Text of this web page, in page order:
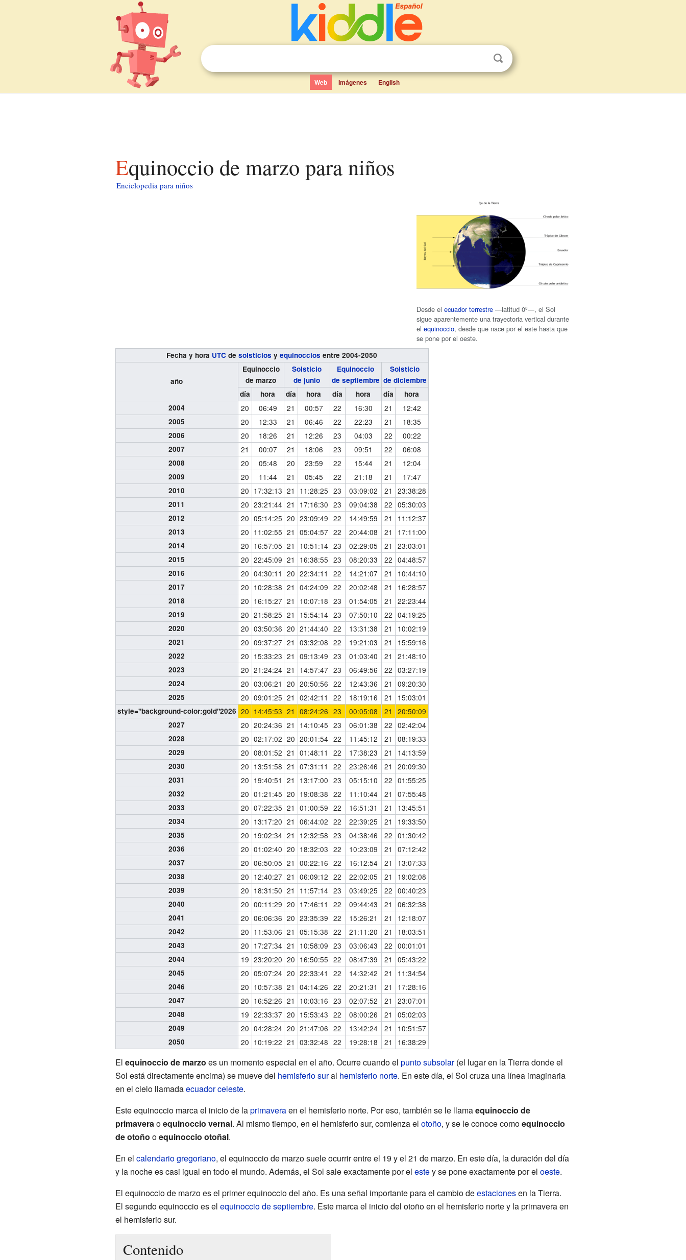
Web Imágenes English
Equinoccio de marzo para niños
Enciclopedia para niños
Desde elecuador terrestre —latitud 0º—, el Sol
sigue aparentemente una trayectoria vertical durante
elequinoccio, desde que nace por el este hasta que
se pone por el oeste.
Fecha y hora UTC desolsticios yequinoccios entre 2004-2050
año
Equinoccio
de marzo
Solsticio
de junio
Equinoccio
de septiembre
Solsticio
de diciembre
día
hora día hora día hora día
hora
2004
20 06:49 21 00:57 22 16:30 21 12:42
2005 20 12:33 21 06:46 22 22:23 21 18:35
2006 20 18:26 21 12:26 23 04:03 22 00:22
2007 21 00:07 21 18:06 23 09:51 22 06:08
2008 20 05:48 20 23:59 22 15:44 21 12:04
2009 20 11:44 21 05:45 22 21:18 21 17:47
2010 20 17:32:13 21 11:28:25 23 03:09:02 21 23:38:28
2011 20 23:21:44 21 17:16:30 23 09:04:38 22 05:30:03
2012 20 05:14:25 20 23:09:49 22 14:49:59 21 11:12:37
2013 20 11:02:55 21 05:04:57 22 20:44:08 21 17:11:00
2014 20 16:57:05 21 10:51:14 23 02:29:05 21 23:03:01
2015 20 22:45:09 21 16:38:55 23 08:20:33 22 04:48:57
2016 20 04:30:11 20 22:34:11 22 14:21:07 21 10:44:10
2017 20 10:28:38 21 04:24:09 22 20:02:48 21 16:28:57
2018 20 16:15:27 21 10:07:18 23 01:54:05 21 22:23:44
2019 20 21:58:25 21 15:54:14 23 07:50:10 22 04:19:25
2020 20 03:50:36 20 21:44:40 22 13:31:38 21 10:02:19
2021 20 09:37:27 21 03:32:08 22 19:21:03 21 15:59:16
2022 20 15:33:23 21 09:13:49 23 01:03:40 21 21:48:10
2023 20 21:24:24 21 14:57:47 23 06:49:56 22 03:27:19
2024 20 03:06:21 20 20:50:56 22 12:43:36 21 09:20:30
2025 20 09:01:25 21 02:42:11 22 18:19:16 21 15:03:01
style="background-color:gold"2026 20 14:45:53 21 08:24:26 23 00:05:08 21 20:50:09
2027 20 20:24:36 21 14:10:45 23 06:01:38 22 02:42:04
2028 20 02:17:02 20 20:01:54 22 11:45:12 21 08:19:33
2029 20 08:01:52 21 01:48:11 22 17:38:23 21 14:13:59
2030 20 13:51:58 21 07:31:11 22 23:26:46 21 20:09:30
2031 20 19:40:51 21 13:17:00 23 05:15:10 22 01:55:25
2032 20 01:21:45 20 19:08:38 22 11:10:44 21 07:55:48
2033 20 07:22:35 21 01:00:59 22 16:51:31 21 13:45:51
2034 20 13:17:20 21 06:44:02 22 22:39:25 21 19:33:50
2035 20 19:02:34 21 12:32:58 23 04:38:46 22 01:30:42
2036 20 01:02:40 20 18:32:03 22 10:23:09 21 07:12:42
2037 20 06:50:05 21 00:22:16 22 16:12:54 21 13:07:33
2038 20 12:40:27 21 06:09:12 22 22:02:05 21 19:02:08
2039 20 18:31:50 21 11:57:14 23 03:49:25 22 00:40:23
2040 20 00:11:29 20 17:46:11 22 09:44:43 21 06:32:38
2041 20 06:06:36 20 23:35:39 22 15:26:21 21 12:18:07
2042 20 11:53:06 21 05:15:38 22 21:11:20 21 18:03:51
2043 20 17:27:34 21 10:58:09 23 03:06:43 22 00:01:01
2044 19 23:20:20 20 16:50:55 22 08:47:39 21 05:43:22
2045 20 05:07:24 20 22:33:41 22 14:32:42 21 11:34:54
2046 20 10:57:38 21 04:14:26 22 20:21:31 21 17:28:16
2047 20 16:52:26 21 10:03:16 23 02:07:52 21 23:07:01
2048 19 22:33:37 20 15:53:43 22 08:00:26 21 05:02:03
2049 20 04:28:24 20 21:47:06 22 13:42:24 21 10:51:57
2050 20 10:19:22 21 03:32:48 22 19:28:18 21 16:38:29
El equinoccio de marzo es un momento especial en el año. Ocurre cuando el punto subsolar(el lugar en la Tierra donde el
Sol está directamente encima) se mueve del hemisferio sural hemisferio norte. En este día, el Sol cruza una línea imaginaria
en el cielo llamadaecuador celeste.
Este equinoccio marca el inicio de laprimaveraen el hemisferio norte. Por eso, también se le llamaequinoccio de
primaveraoequinoccio vernal. Al mismo tiempo, en el hemisferio sur, comienza el otoño, y se le conoce comoequinoccio
de otoño oequinoccio otoñal.
En el calendario gregoriano, el equinoccio de marzo suele ocurrir entre el 19 y el 21 de marzo. En este día, la duración del día
y la noche es casi igual en todo el mundo. Además, el Sol sale exactamente por el estey se pone exactamente por el oeste.
El equinoccio de marzo es el primer equinoccio del año. Es una señal importante para el cambio deestacionesen la Tierra.
El segundo equinoccio es el equinoccio de septiembre. Este marca el inicio del otoño en el hemisferio norte y la primavera en
el hemisferio sur.
Contenido